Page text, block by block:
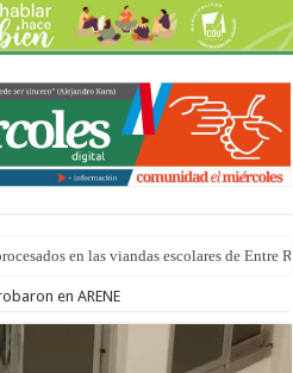
en las viandas escolares de Entre
de los Macanos”
en ARENE